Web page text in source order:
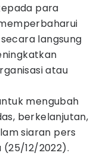
para
langsung
atau
mengubah
berkelanjutan,
siaran pers
(25/12/2022).